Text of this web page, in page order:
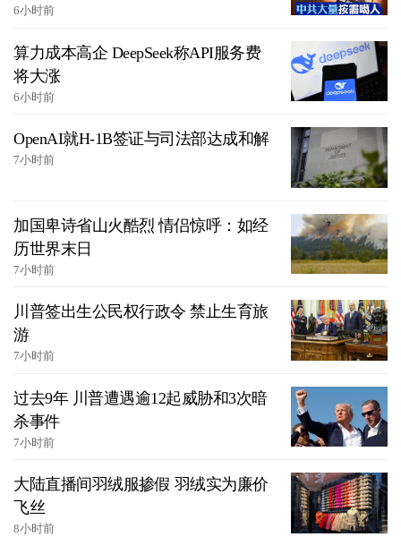
6小时前
算力成本高企 DeepSeek称API服务费
将大涨
6小时前
OpenAI就H-1B签证与司法部达成和解
7小时前
加国卑诗省山火酷烈 情侣惊呼：如经
历世界末日
7小时前
川普签出生公民权行政令 禁止生育旅
游
7小时前
过去9年 川普遭遇逾12起威胁和3次暗
杀事件
7小时前
大陆直播间羽绒服掺假 羽绒实为廉价
飞丝
8小时前